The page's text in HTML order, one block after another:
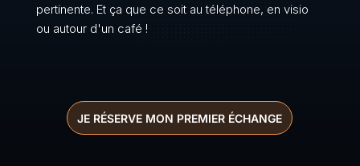
pertinente. Et ça que ce soit au téléphone, en visio
ou autour d'un café !
JE RÉSERVE MON PREMIER ÉCHANGE